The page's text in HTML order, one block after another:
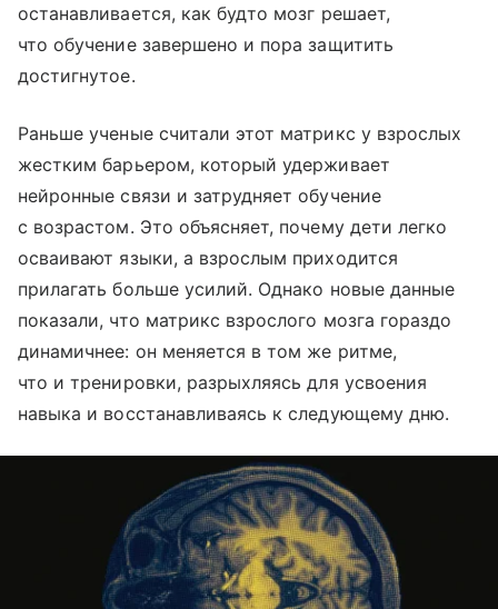
останавливается, как будто мозг решает,
что обучение завершено и пора защитить
достигнутое.
Раньше ученые считали этот матрикс у взрослых
жестким барьером, который удерживает
нейронные связи и затрудняет обучение
с возрастом. Это объясняет, почему дети легко
осваивают языки, а взрослым приходится
прилагать больше усилий. Однако новые данные
показали, что матрикс взрослого мозга гораздо
динамичнее: он меняется в том же ритме,
что и тренировки, разрыхляясь для усвоения
навыка и восстанавливаясь к следующему дню.